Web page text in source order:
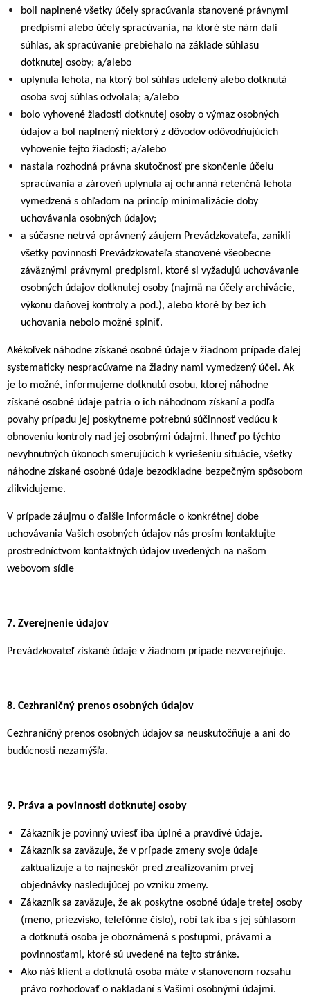
boli naplnené všetky účely spracúvania stanovené právnymi
predpismi alebo účely spracúvania, na ktoré ste nám dali
súhlas, ak spracúvanie prebiehalo na základe súhlasu
dotknutej osoby; a/alebo
uplynula lehota, na ktorý bol súhlas udelený alebo dotknutá
osoba svoj súhlas odvolala; a/alebo
bolo vyhovené žiadosti dotknutej osoby o výmaz osobných
údajov a bol naplnený niektorý z dôvodov odôvodňujúcich
vyhovenie tejto žiadosti; a/alebo
nastala rozhodná právna skutočnosť pre skončenie účelu
spracúvania a zároveň uplynula aj ochranná retenčná lehota
vymedzená s ohľadom na princíp minimalizácie doby
uchovávania osobných údajov;
a súčasne netrvá oprávnený záujem Prevádzkovateľa, zanikli
všetky povinnosti Prevádzkovateľa stanovené všeobecne
záväznými právnymi predpismi, ktoré si vyžadujú uchovávanie
osobných údajov dotknutej osoby (najmä na účely archivácie,
výkonu daňovej kontroly a pod.), alebo ktoré by bez ich
uchovania nebolo možné splniť.
Akékoľvek náhodne získané osobné údaje v žiadnom prípade ďalej
systematicky nespracúvame na žiadny nami vymedzený účel. Ak
je to možné, informujeme dotknutú osobu, ktorej náhodne
získané osobné údaje patria o ich náhodnom získaní a podľa
povahy prípadu jej poskytneme potrebnú súčinnosť vedúcu k
obnoveniu kontroly nad jej osobnými údajmi. Ihneď po týchto
nevyhnutných úkonoch smerujúcich k vyriešeniu situácie, všetky
náhodne získané osobné údaje bezodkladne bezpečným spôsobom
zlikvidujeme.
V prípade záujmu o ďalšie informácie o konkrétnej dobe
uchovávania Vašich osobných údajov nás prosím kontaktujte
prostredníctvom kontaktných údajov uvedených na našom
webovom sídle
7. Zverejnenie údajov
Prevádzkovateľ získané údaje v žiadnom prípade nezverejňuje.
8. Cezhraničný prenos osobných údajov
Cezhraničný prenos osobných údajov sa neuskutočňuje a ani do
budúcnosti nezamýšľa.
9. Práva a povinnosti dotknutej osoby
Zákazník je povinný uviesť iba úplné a pravdivé údaje.
Zákazník sa zaväzuje, že v prípade zmeny svoje údaje
zaktualizuje a to najneskôr pred zrealizovaním prvej
objednávky nasledujúcej po vzniku zmeny.
Zákazník sa zaväzuje, že ak poskytne osobné údaje tretej osoby
(meno, priezvisko, telefónne číslo), robí tak iba s jej súhlasom
a dotknutá osoba je oboznámená s postupmi, právami a
povinnosťami, ktoré sú uvedené na tejto stránke.
Ako náš klient a dotknutá osoba máte v stanovenom rozsahu
právo rozhodovať o nakladaní s Vašimi osobnými údajmi.